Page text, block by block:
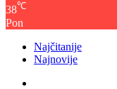
38℃
Pon
Najčitanije
Najnovije